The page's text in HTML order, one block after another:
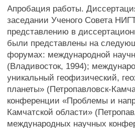
Апробация работы.
заседании Ученого Совета
представлению в
были представлены на
форумах: международной
(Владивосток, 1994);
уникальный геофизический,
планеты» (Петропавловск-
конференции «Проблемы и
Камчатской области»
международных научных